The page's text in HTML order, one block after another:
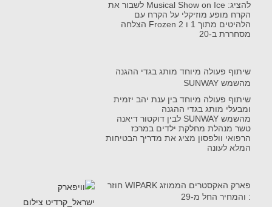
להציג: Musical Show on Ice לשבור את
הקרח מופע מוזיקלי על הקרח עם
הלהיטים מתוך 1 ו Frozen 2 הצלחה
מסחררת ב-20
שיתוף פעולה מיוחד מותג בגדי ההגנה
מהשמש SUNWAY
שיתוף פעולה מיוחד בין ענת יהב יזמית
ומבעלי מותג בגדי ההגנה
מהשמש SUNWAY לבין דוקטור דיאנה
טשר מנהלת מחלקת ילדים במרכז
הרפואי וולפסון מציג את מדריך הבטיחות
המלא לעונה
פארק האקסטרים הממוזג WIPARK חוזר
: והמחיר החל מ-29